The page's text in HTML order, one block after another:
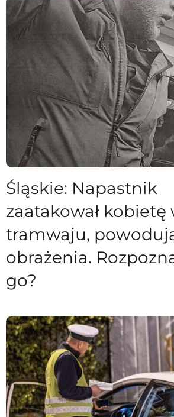
Śląskie: Napastnik
zaatakował kobietę
tramwaju,
obrażenia.
go?